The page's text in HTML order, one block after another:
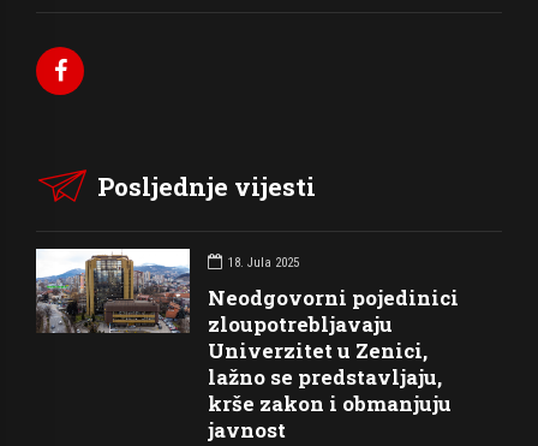
Posljednje vijesti
18. Jula 2025
Neodgovorni pojedinici
zloupotrebljavaju
Univerzitet u Zenici,
lažno se predstavljaju,
krše zakon i obmanjuju
javnost